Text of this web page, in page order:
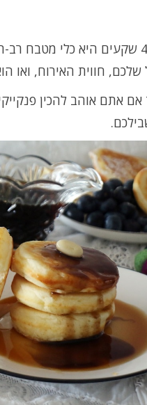
מחבת 4 שקעים היא כלי מטבח
שלכם, חווית האירוח, ואו
אם אתם אוהב להכין